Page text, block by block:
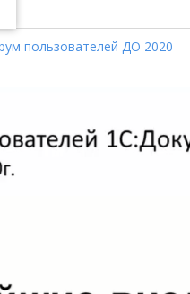
пользователей ДО 2020